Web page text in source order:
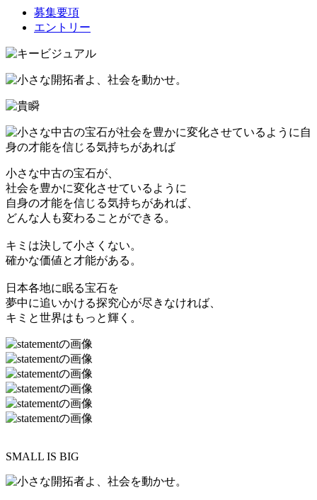
募集要項
エントリー
小さな中古の宝石が、
社会を豊かに変化させているように
自身の才能を信じる気持ちがあれば、
どんな人も変わることができる。
キミは決して小さくない。
確かな価値と才能がある。
日本各地に眠る宝石を
夢中に追いかける探究心が尽きなければ、
キミと世界はもっと輝く。
SMALL IS BIG